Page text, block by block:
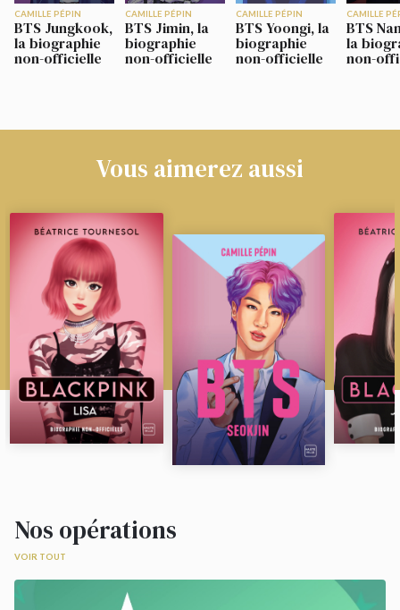
CAMILLE PÉPIN
BTS Jungkook,
la biographie
non-officielle
CAMILLE PÉPIN
BTS Jimin, la
biographie
non-officielle
CAMILLE PÉPIN
BTS Yoongi, la
biographie
non-officielle
CAMILLE
BTS
la
non-
Vous aimerez aussi
Nos opérations
VOIR TOUT